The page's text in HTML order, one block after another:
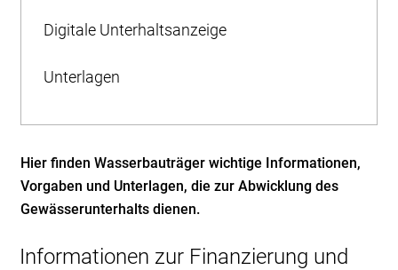
Digitale Unterhaltsanzeige
Unterlagen
Hier finden Wasserbauträger wichtige Informationen,
Vorgaben und Unterlagen, die zur Abwicklung des
Gewässerunterhalts dienen.
Informationen zur Finanzierung und